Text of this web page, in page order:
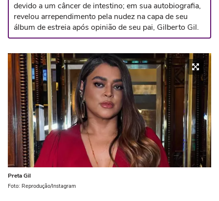
devido a um câncer de intestino; em sua autobiografia,
revelou arrependimento pela nudez na capa de seu
álbum de estreia após opinião de seu pai, Gilberto Gil.
Preta Gil
Foto: Reprodução/Instagram